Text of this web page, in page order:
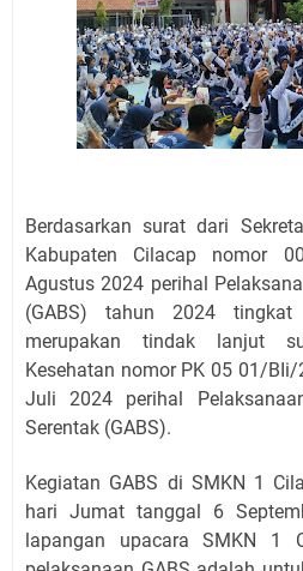
Berdasarkan surat dari
Kabupaten Cilacap nomor
Agustus 2024 perihal
(GABS) tahun 2024 tingkat
merupakan tindak lanjut
Kesehatan nomor PK 05 01/
Juli 2024 perihal
Serentak (GABS).
Kegiatan GABS di SMKN 1
hari Jumat tanggal 6
lapangan upacara SMKN 1